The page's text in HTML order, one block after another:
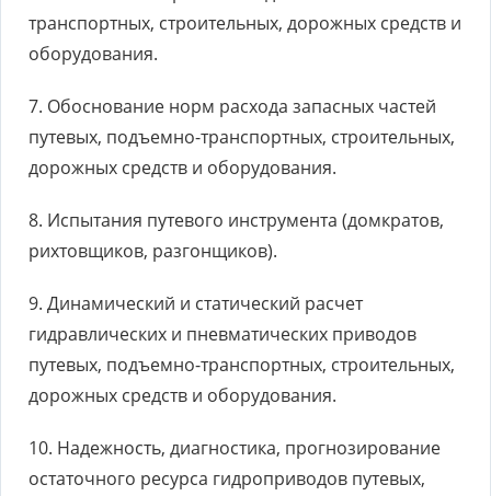
транспортных, строительных, дорожных средств и
оборудования.
7. Обоснование норм расхода запасных частей
путевых, подъемно-транспортных, строительных,
дорожных средств и оборудования.
8. Испытания путевого инструмента (домкратов,
рихтовщиков, разгонщиков).
9. Динамический и статический расчет
гидравлических и пневматических приводов
путевых, подъемно-транспортных, строительных,
дорожных средств и оборудования.
10. Надежность, диагностика, прогнозирование
остаточного ресурса гидроприводов путевых,